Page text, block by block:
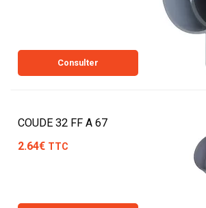
Consulter
COUDE 32 FF A 67
2.64€ TTC